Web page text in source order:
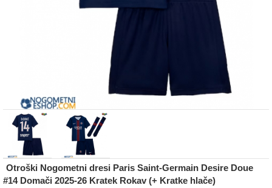
Otroški Nogometni dresi Paris Saint-Germain Desire Doue
#14 Domači 2025-26 Kratek Rokav (+ Kratke hlače)